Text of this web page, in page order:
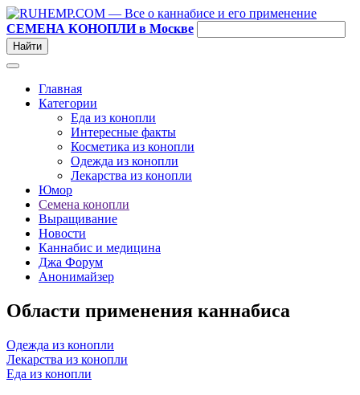
СЕМЕНА КОНОПЛИ в Москве
Главная
Категории
Еда из конопли
Интересные факты
Косметика из конопли
Одежда из конопли
Лекарства из конопли
Юмор
Семена конопли
Выращивание
Новости
Каннабис и медицина
Джа Форум
Анонимайзер
Области применения каннабиса
Одежда из конопли
Лекарства из конопли
Еда из конопли